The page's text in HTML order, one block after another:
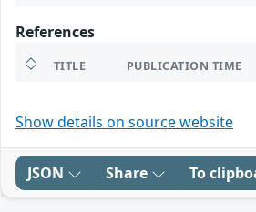
References
TITLE PUBLICATION TIME
Show details on source website
JSON Share To